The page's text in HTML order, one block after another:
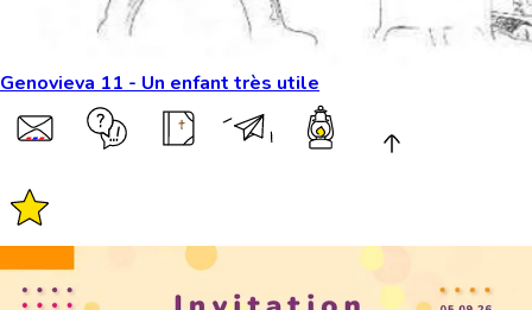
Genovieva 11 - Un enfant très utile